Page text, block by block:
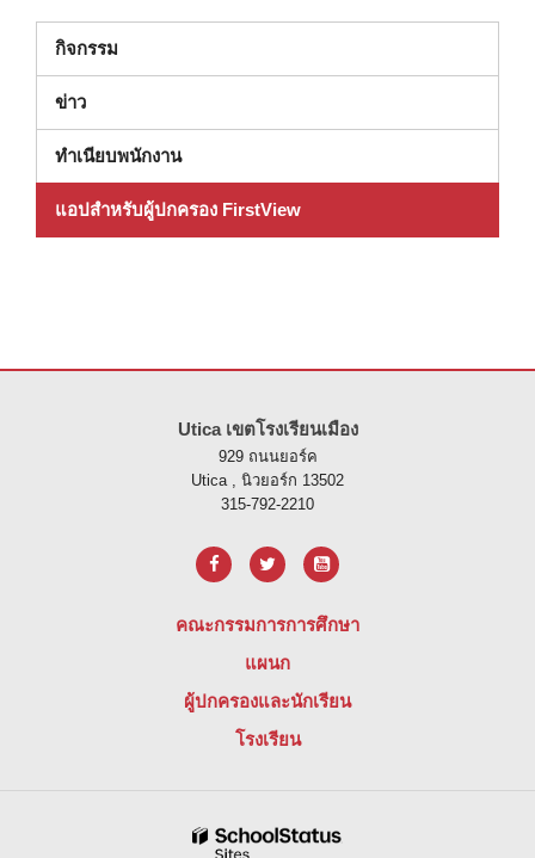
กิจกรรม
ข่าว
ทําเนียบพนักงาน
แอปสำหรับผู้ปกครอง FirstView
Utica เขตโรงเรียนเมือง
929 ถนนยอร์ค
Utica , นิวยอร์ก 13502
315-792-2210
คณะกรรมการการศึกษา
แผนก
ผู้ปกครองและนักเรียน
โรงเรียน